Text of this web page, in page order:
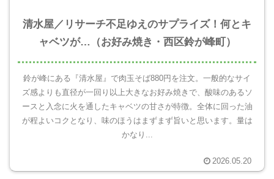
清水屋／リサーチ不足ゆえのサプライズ！何とキ
ャベツが…（お好み焼き・西区鈴が峰町）
鈴が峰にある『清水屋』で肉玉そば880円を注文。一般的なサイ
ズ感よりも直径が一回り以上大きなお好み焼きで、酸味のあるソ
ースと入念に火を通したキャベツの甘さが特徴。全体に回った油
が程よいコクとなり、味のほうはまずまず旨いと思います。量は
かなり...
2026.05.20